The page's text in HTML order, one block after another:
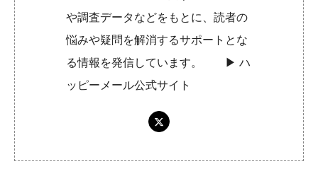
や調査データなどをもとに、読者の
悩みや疑問を解消するサポートとな
る情報を発信しています。 ▶︎ハ
ッピーメール公式サイト